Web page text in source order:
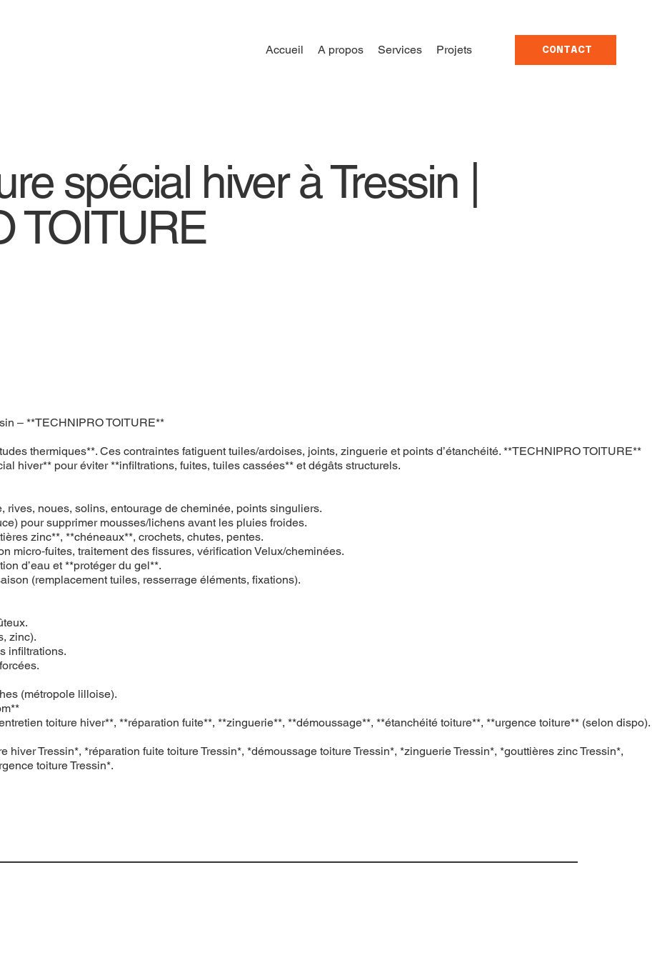
Accueil A propos Services Projets CONTACT
spécial hiver à Tressin |
TOITURE
– **TECHNIPRO TOITURE**
thermiques**. Ces contraintes fatiguent tuiles/ardoises, joints, zinguerie et points d’étanchéité. **TECHNIPRO TOITURE**
hiver** pour éviter **infiltrations, fuites, tuiles cassées** et dégâts structurels.
rives, noues, solins, entourage de cheminée, points singuliers.
pour supprimer mousses/lichens avant les pluies froides.
zinc**, **chéneaux**, crochets, chutes, pentes.
micro‑fuites, traitement des fissures, vérification Velux/cheminées.
d’eau et **protéger du gel**.
(remplacement tuiles, resserrage éléments, fixations).
zinc).
infiltrations.
(métropole lilloise).
**
toiture hiver**, **réparation fuite**, **zinguerie**, **démoussage**, **étanchéité toiture**, **urgence toiture** (selon dispo).
hiver Tressin*, *réparation fuite toiture Tressin*, *démoussage toiture Tressin*, *zinguerie Tressin*, *gouttières zinc Tressin*,
toiture Tressin*.